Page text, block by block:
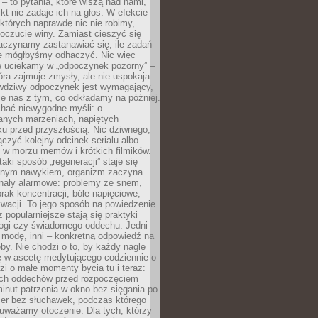
nie zadaje ich na głos. W efekcie
naprawdę nic nie robimy,
winy. Zamiast cieszyć się
zastanawiać się, ile zadań
mógłbyśmy odhaczyć. Nic więc
uciekamy w „odpoczynek pozorny” –
zajmuje zmysły, ale nie uspokaja
odpoczynek jest wymagający,
nas z tym, co odkładamy na później.
niewygodne myśli: o
marzeniach, napiętych
przed przyszłością. Nic dziwnego,
kolejny odcinek serialu albo
morzu memów i krótkich filmików.
sposób „regeneracji” staje się
nawykiem, organizm zaczyna
alarmowe: problemy ze snem,
koncentracji, bóle napięciowe,
To jego sposób na powiedzenie
popularniejsze stają się praktyki
czy świadomego oddechu. Jedni
inni – konkretną odpowiedź na
Nie chodzi o to, by każdy nagle
w ascetę medytującego codziennie o
o małe momenty bycia tu i teraz:
oddechów przed rozpoczęciem
patrzenia w okno bez sięgania po
bez słuchawek, podczas którego
otoczenie. Dla tych, którzy